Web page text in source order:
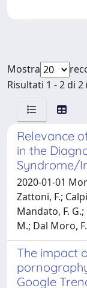
Mostra
Risultati 1 - 2 di
Relevance
in the
Syndrome/
2020-01-01
Zattoni, F.;
Mandato, F.
M.; Dal Moro, F.
The impact
Google